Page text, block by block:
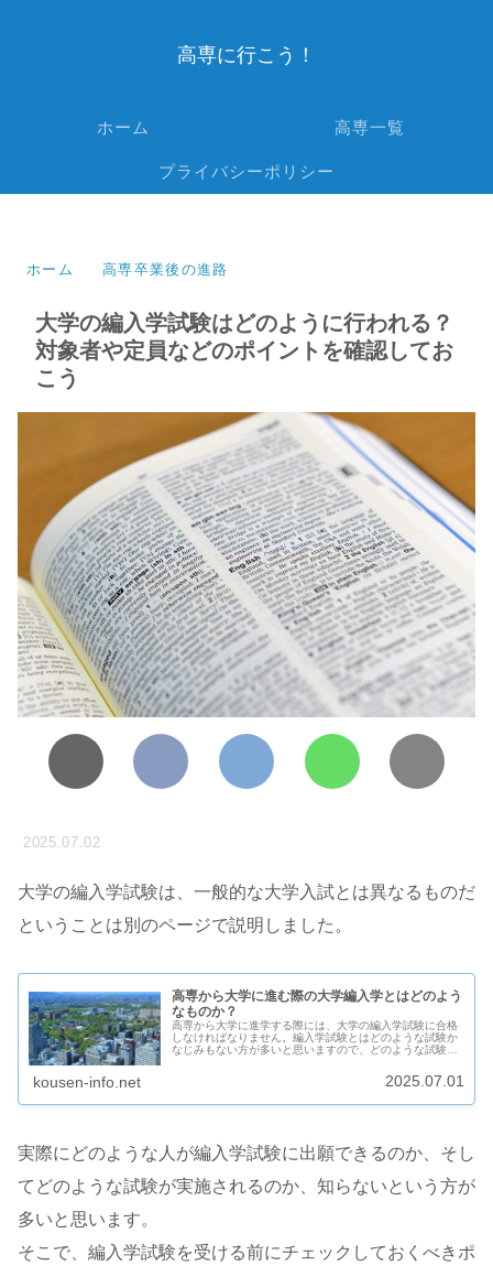
高専に行こう！
ホーム 高専一覧
プライバシーポリシー
ホーム 高専卒業後の進路
大学の編入学試験はどのように行われる？
対象者や定員などのポイントを確認してお
こう
2025.07.02
大学の編入学試験は、一般的な大学入試とは異なるものだ
ということは別のページで説明しました。
高専から大学に進む際の大学編入学とはどのよう
なものか？
高専から大学に進学する際には、大学の編入学試験に合格
しなければなりません。編入学試験とはどのような試験か
なじみもない方が多いと思いますので、どのような試験が
kousen-info.net 2025.07.01
実際にどのような人が編入学試験に出願できるのか、そし
てどのような試験が実施されるのか、知らないという方が
多いと思います。
そこで、編入学試験を受ける前にチェックしておくべきポ